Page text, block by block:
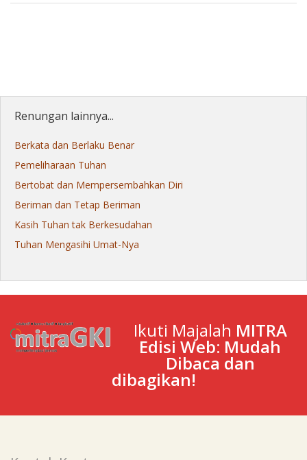
Renungan lainnya...
Berkata dan Berlaku Benar
Pemeliharaan Tuhan
Bertobat dan Mempersembahkan Diri
Beriman dan Tetap Beriman
Kasih Tuhan tak Berkesudahan
Tuhan Mengasihi Umat-Nya
Ikuti Majalah MITRA
Edisi Web: Mudah
Dibaca dan
dibagikan!